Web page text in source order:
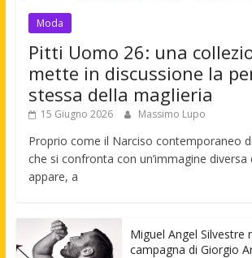
Moda
Pitti Uomo 26: una
mette in discussione la
stessa della maglieria
15 Giugno 2026 Massimo Lupo
Proprio come il Narciso contemporaneo
che si confronta con un’immagine diversa
appare, a
Miguel Angel Silvestre
campagna di Giorgio